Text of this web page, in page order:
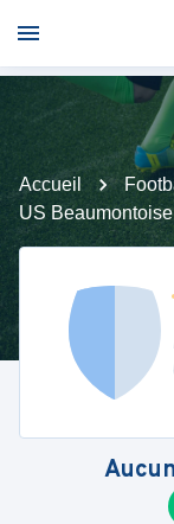
Accueil
US Beaumontoise